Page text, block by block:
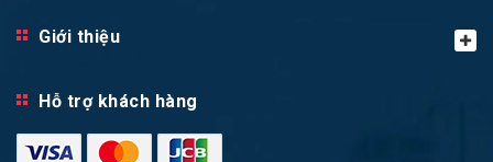
Giới thiệu
Hỗ trợ khách hàng